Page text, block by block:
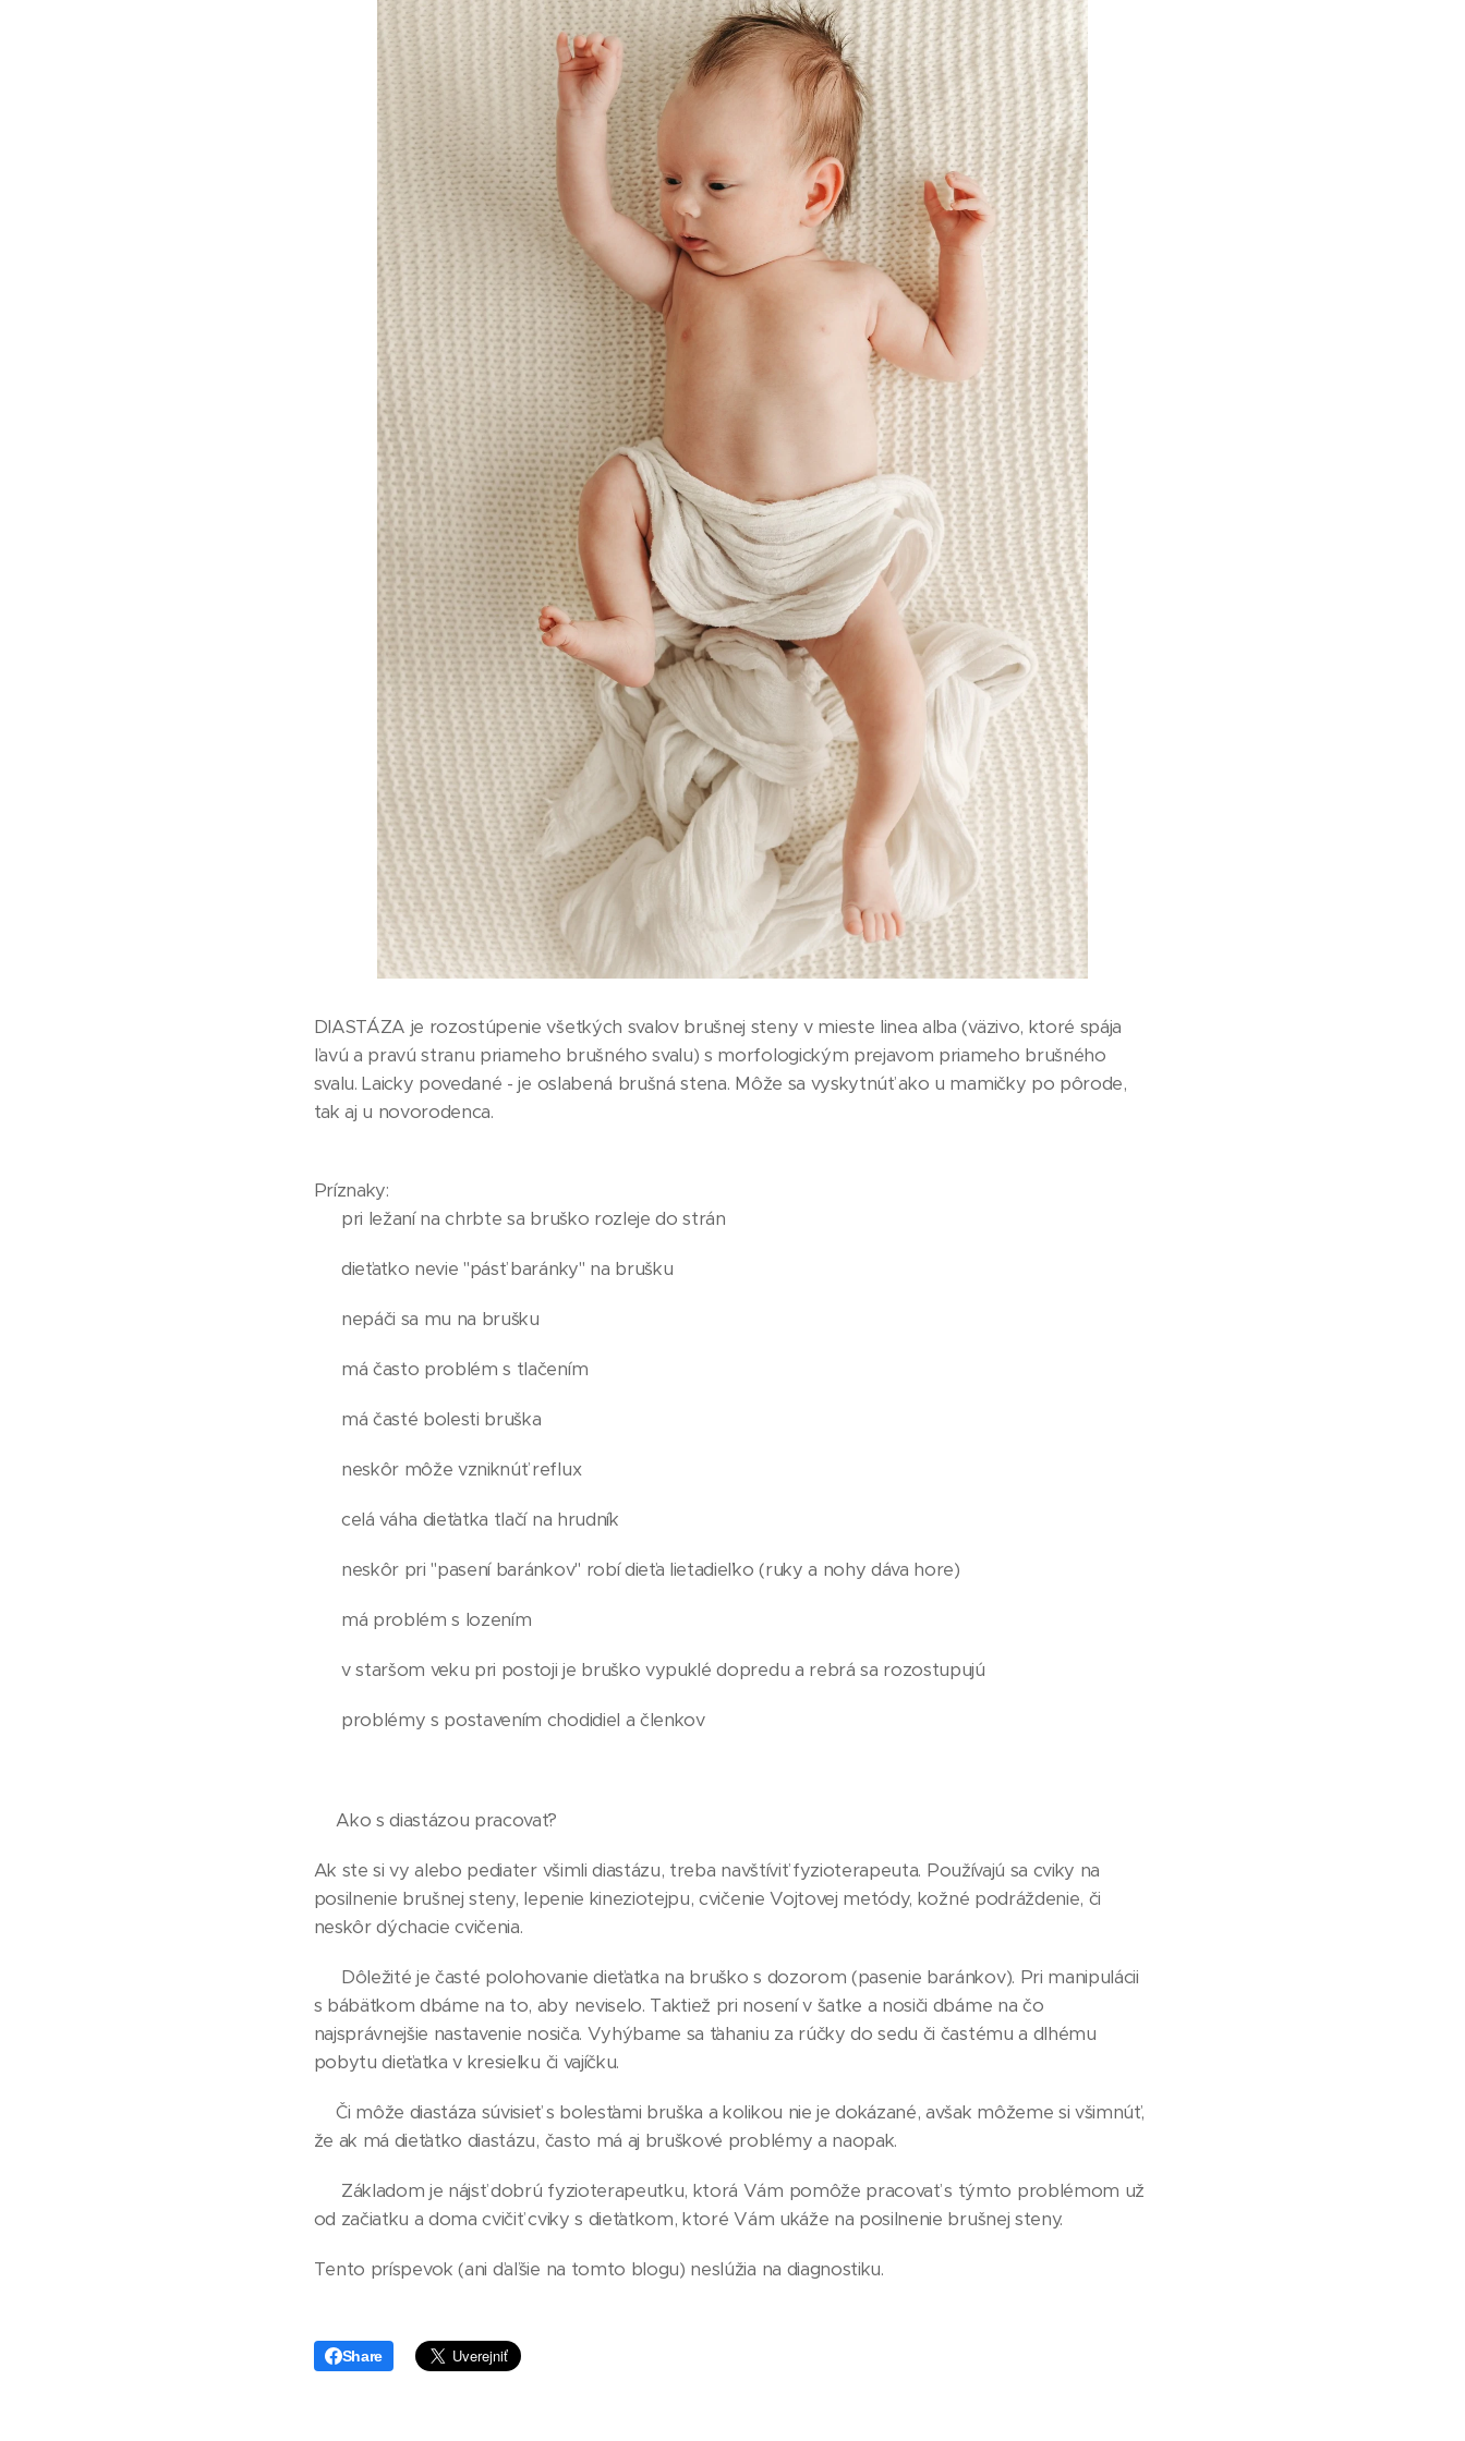
DIASTÁZA je rozostúpenie všetkých svalov brušnej steny v mieste linea alba (väzivo, ktoré spája
ľavú a pravú stranu priameho brušného svalu) s morfologickým prejavom priameho brušného
svalu. Laicky povedané - je oslabená brušná stena. Môže sa vyskytnúť ako u mamičky po pôrode,
tak aj u novorodenca.
Príznaky:
👶🏼 pri ležaní na chrbte sa bruško rozleje do strán
👶🏼 dieťatko nevie "pásť baránky" na brušku
👶🏼 nepáči sa mu na brušku
👶🏼 má často problém s tlačením
👶🏼 má časté bolesti bruška
👶🏼 neskôr môže vzniknúť reflux
👶🏼 celá váha dieťatka tlačí na hrudník
👶🏼 neskôr pri "pasení baránkov" robí dieťa lietadieľko (ruky a nohy dáva hore)
👶🏼 má problém s lozením
👶🏼 v staršom veku pri postoji je bruško vypuklé dopredu a rebrá sa rozostupujú
👶🏼 problémy s postavením chodidiel a členkov
🤱🏼Ako s diastázou pracovať?
Ak ste si vy alebo pediater všimli diastázu, treba navštíviť fyzioterapeuta. Používajú sa cviky na
posilnenie brušnej steny, lepenie kineziotejpu, cvičenie Vojtovej metódy, kožné podráždenie, či
neskôr dýchacie cvičenia.
🤱🏼 Dôležité je časté polohovanie dieťatka na bruško s dozorom (pasenie baránkov). Pri manipulácii
s bábätkom dbáme na to, aby neviselo. Taktiež pri nosení v šatke a nosiči dbáme na čo
najsprávnejšie nastavenie nosiča. Vyhýbame sa ťahaniu za rúčky do sedu či častému a dlhému
pobytu dieťatka v kresielku či vajíčku.
🤱🏼Či môže diastáza súvisieť s bolesťami bruška a kolikou nie je dokázané, avšak môžeme si všimnúť,
že ak má dieťatko diastázu, často má aj bruškové problémy a naopak.
🤱🏼 Základom je nájsť dobrú fyzioterapeutku, ktorá Vám pomôže pracovať s týmto problémom už
od začiatku a doma cvičiť cviky s dieťatkom, ktoré Vám ukáže na posilnenie brušnej steny.
Tento príspevok (ani ďaľšie na tomto blogu) neslúžia na diagnostiku.
Share